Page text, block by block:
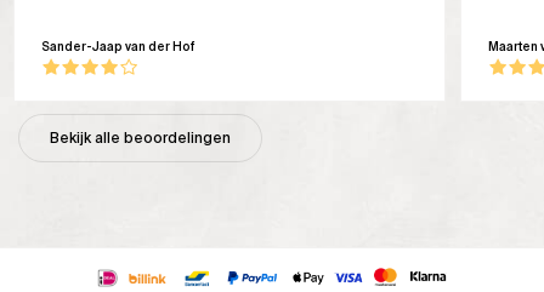
Sander-Jaap van der Hof Maarten
Bekijk alle beoordelingen